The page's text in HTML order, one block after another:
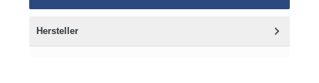
Hersteller